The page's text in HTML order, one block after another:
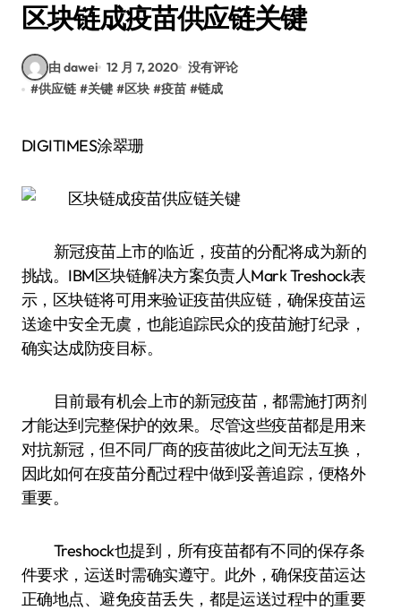
区块链成疫苗供应链关键
由 dawei 12 月 7, 2020 没有评论
#供应链 #关键 #区块 #疫苗 #链成
DIGITIMES涂翠珊
新冠疫苗上市的临近，疫苗的分配将成为新的
挑战。IBM区块链解决方案负责人Mark Treshock表
示，区块链将可用来验证疫苗供应链，确保疫苗运
送途中安全无虞，也能追踪民众的疫苗施打纪录，
确实达成防疫目标。
目前最有机会上市的新冠疫苗，都需施打两剂
才能达到完整保护的效果。尽管这些疫苗都是用来
对抗新冠，但不同厂商的疫苗彼此之间无法互换，
因此如何在疫苗分配过程中做到妥善追踪，便格外
重要。
Treshock也提到，所有疫苗都有不同的保存条
件要求，运送时需确实遵守。此外，确保疫苗运达
正确地点、避免疫苗丢失，都是运送过程中的重要